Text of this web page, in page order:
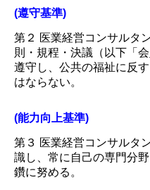
(遵守基準)
第２ 医業経営コンサルタ
則・規程・決議（以下「
遵守し、公共の福祉に反
はならない。
(能力向上基準)
第３ 医業経営コンサルタ
識し、常に自己の専門分
鑽に努める。